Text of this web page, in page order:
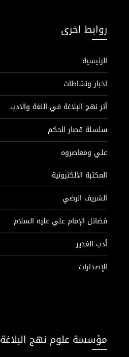
روابط اخرى
الرئيسية
اخبار ونشاطات
أثر نهج البلاغة في اللغة والادب
سلسلة قصار الحكم
علي ومعاصروه
المكتبة الألكترونية
الشريف الرضي
فضائل الإمام علي عليه السلام
أدب الغدير
الإصدارات
مؤسسة علوم نهج البلاغة